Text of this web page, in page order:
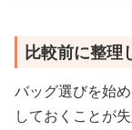
比較前に整理
バッグ選びを始め
しておくことが